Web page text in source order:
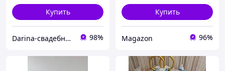
Купить
Darina-свадебные аксессуары для невесты 98%
Купить
Magazon 96%